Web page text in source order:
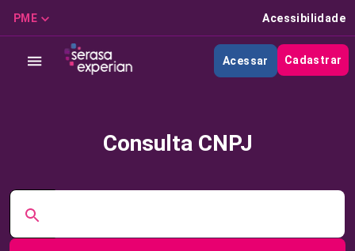
PME Acessibilidade
Acessar Cadastrar
Consulta CNPJ